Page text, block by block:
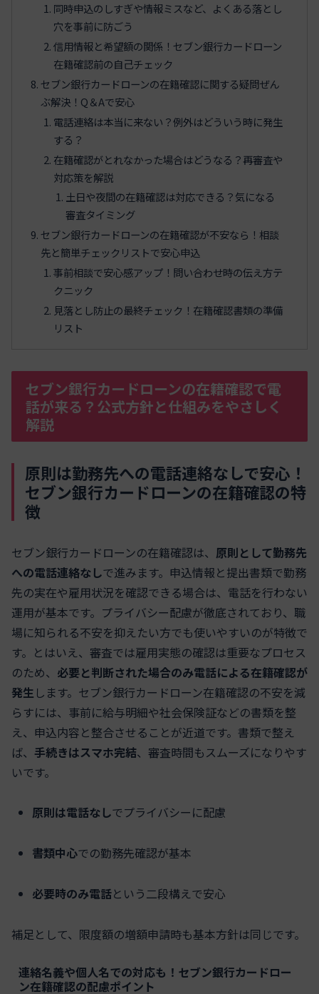
同時申込のしすぎや情報ミスなど、よくある落とし
穴を事前に防ごう
信用情報と希望額の関係！セブン銀行カードローン
在籍確認前の自己チェック
セブン銀行カードローンの在籍確認に関する疑問ぜん
ぶ解決！Q＆Aで安心
電話連絡は本当に来ない？例外はどういう時に発生
する？
在籍確認がとれなかった場合はどうなる？再審査や
対応策を解説
土日や夜間の在籍確認は対応できる？気になる
審査タイミング
セブン銀行カードローンの在籍確認が不安なら！相談
先と簡単チェックリストで安心申込
事前相談で安心感アップ！問い合わせ時の伝え方テ
クニック
見落とし防止の最終チェック！在籍確認書類の準備
リスト
セブン銀行カードローンの在籍確認で電
話が来る？公式方針と仕組みをやさしく
解説
原則は勤務先への電話連絡なしで安心！
セブン銀行カードローンの在籍確認の特
徴
セブン銀行カードローンの在籍確認は、 原則として勤務先
への電話連絡なしで進みます。申込情報と提出書類で勤務
先の実在や雇用状況を確認できる場合は、電話を行わない
運用が基本です。プライバシー配慮が徹底されており、職
場に知られる不安を抑えたい方でも使いやすいのが特徴で
す。とはいえ、審査では雇用実態の確認は重要なプロセス
のため、 必要と判断された場合のみ電話による在籍確認が
発生 します。セブン銀行カードローン在籍確認の不安を減
らすには、事前に給与明細や社会保険証などの書類を整
え、申込内容と整合させることが近道です。書類で整え
ば、 手続きはスマホ完結、審査時間もスムーズになりやす
いです。
原則は電話なしでプライバシーに配慮
書類中心での勤務先確認が基本
必要時のみ電話という二段構えで安心
補足として、限度額の増額申請時も基本方針は同じです。
連絡名義や個人名での対応も！セブン銀行カードロー
ン在籍確認の配慮ポイント